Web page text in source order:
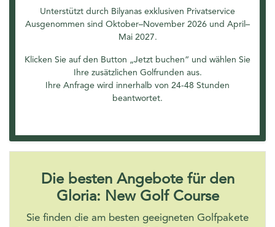
Unterstützt durch Bilyanas exklusiven Privatservice
Ausgenommen sind Oktober–November 2026 und April–
Mai 2027.
Klicken Sie auf den Button „Jetzt buchen“ und wählen Sie
Ihre zusätzlichen Golfrunden aus.
Ihre Anfrage wird innerhalb von 24-48 Stunden
beantwortet.
Die besten Angebote für den
Gloria: New Golf Course
Sie finden die am besten geeigneten Golfpakete